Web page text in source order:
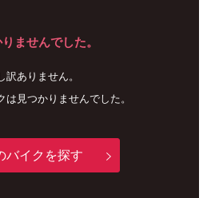
ませんでした。
訳ありません。
は見つかりませんでした。
バイクを探す